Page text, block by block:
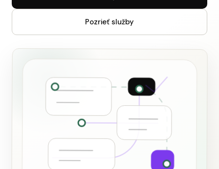
Pozrieť služby